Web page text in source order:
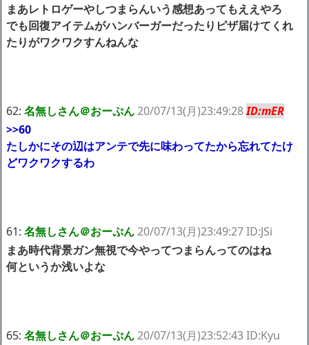
まあレトロゲーやしつまらんいう感想あってもええやろ
でも回復アイテムがハンバーガーだったりピザ届けてくれ
たりがワクワクすんねんな
62: 名無しさん＠おーぷん20/07/13(月)23:49:28ID:mER
>>60
たしかにその辺はアンテで先に味わってたから忘れてたけ
どワクワクするわ
61: 名無しさん＠おーぷん20/07/13(月)23:49:27 ID:JSi
まあ時代背景ガン無視で今やってつまらんってのはね
何というか浅いよな
65: 名無しさん＠おーぷん20/07/13(月)23:52:43 ID:Kyu